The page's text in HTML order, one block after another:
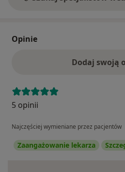
Opinie
Dodaj swoją
5 opinii
Najczęściej wymieniane przez pacjentów
Zaangażowanie lekarza